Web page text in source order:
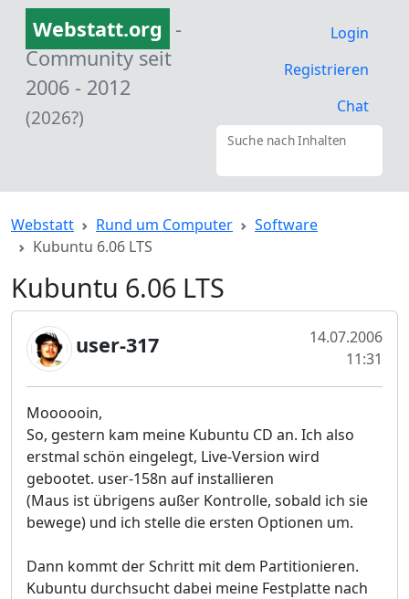
Webstatt.org -
Community seit
2006 - 2012
(2026?)
Login
Registrieren
Chat
Suche nach Inhalten
Webstatt Rund um Computer
Software
Kubuntu 6.06 LTS
Kubuntu 6.06 LTS
user-317
14.07.2006
11:31
Moooooin,
So, gestern kam meine Kubuntu CD an. Ich also
erstmal schön eingelegt, Live-Version wird
gebootet. user-158n auf installieren
(Maus ist übrigens außer Kontrolle, sobald ich sie
bewege) und ich stelle die ersten Optionen um.
Dann kommt der Schritt mit dem Partitionieren.
Kubuntu durchsucht dabei meine Festplatte nach